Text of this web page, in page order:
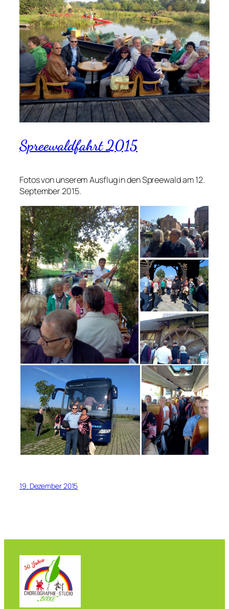
Spreewaldfahrt 2015
Fotos von unserem Ausflug in den Spreewald am 12.
September 2015.
19. Dezember 2015